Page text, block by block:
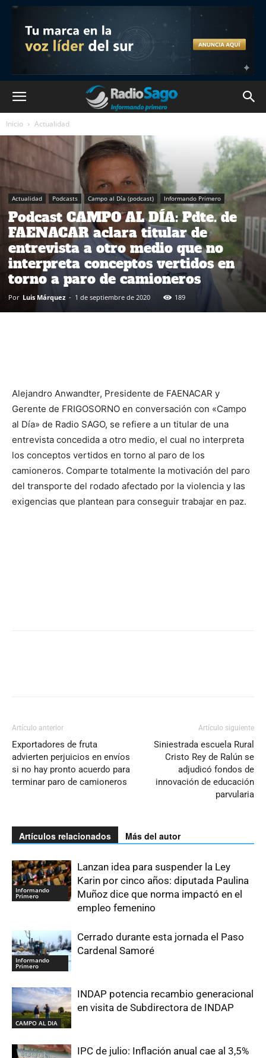
Inicio Actualidad
Actualidad Podcasts Campo al Día (podcast) Informando Primero
Podcast CAMPO AL DÍA: Pdte. de
FAENACAR aclara titular de
entrevista a otro medio que no
interpreta conceptos vertidos en
torno a paro de camioneros
Por Luis Márquez - 1 de septiembre de 2020 189
Alejandro Anwandter, Presidente de FAENACAR y
Gerente de FRIGOSORNO en conversación con «Campo
al Día» de Radio SAGO, se refiere a un titular de una
entrevista concedida a otro medio, el cual no interpreta
los conceptos vertidos en torno al paro de los
camioneros. Comparte totalmente la motivación del paro
del transporte del rodado afectado por la violencia y las
exigencias que plantean para conseguir trabajar en paz.
Artículo anterior
Exportadores de fruta
advierten perjuicios en envíos
si no hay pronto acuerdo para
terminar paro de camioneros
Artículo siguiente
Siniestrada escuela Rural
Cristo Rey de Ralún se
adjudicó fondos de
innovación de educación
parvularia
Artículos relacionados Más del autor
Informando
Primero
Lanzan idea para suspender la Ley
Karin por cinco años: diputada Paulina
Muñoz dice que norma impactó en el
empleo femenino
Informando
Primero
Cerrado durante esta jornada el Paso
Cardenal Samoré
CAMPO AL DIA
INDAP potencia recambio generacional
en visita de Subdirectora de INDAP
IPC de julio: Inflación anual cae al 3,5%